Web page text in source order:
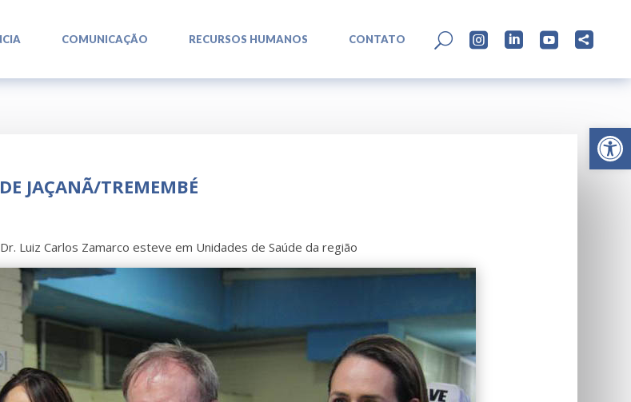
Abrir
COMUNICAÇÃO RECURSOS HUMANOS CONTATO U    
JAÇANÃ/TREMEMBÉ
Luiz Carlos Zamarco esteve em Unidades de Saúde da região